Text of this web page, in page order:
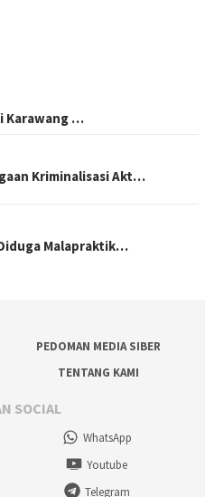
Karawang …
Kriminalisasi Akt…
Malapraktik…
PEDOMAN MEDIA SIBER
TENTANG KAMI
SOCIAL
WhatsApp
Youtube
Telegram